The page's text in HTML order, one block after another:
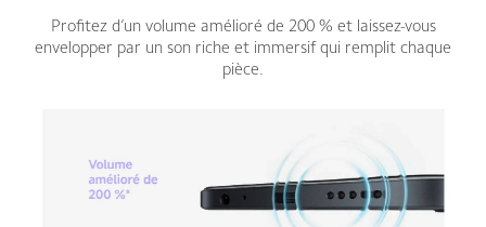
Profitez d’un volume amélioré de 200 % et laissez-vous
envelopper par un son riche et immersif qui remplit chaque
pièce.